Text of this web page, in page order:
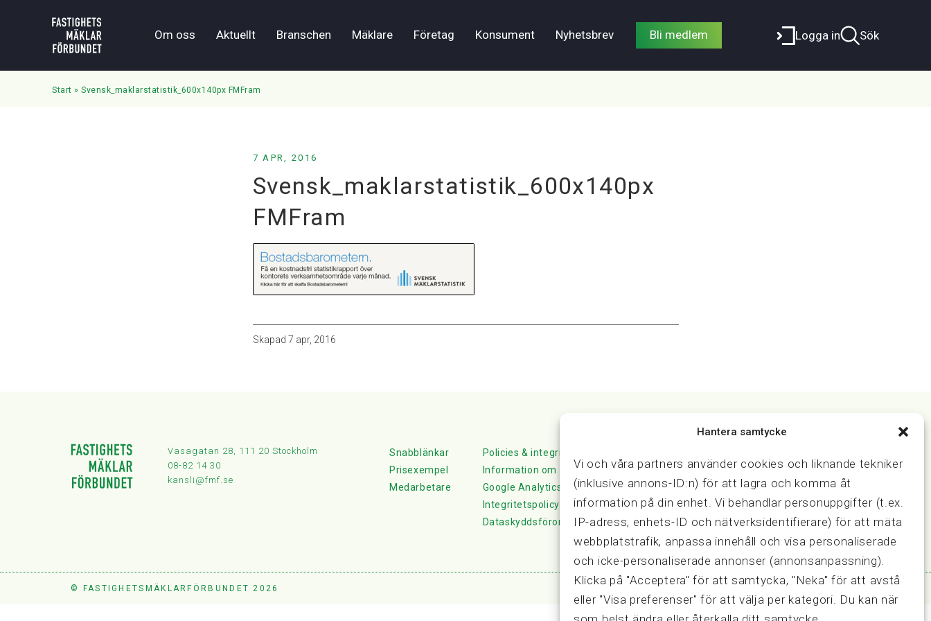
Hantera samtycke
Vi och våra partners använder cookies och liknande tekniker
(inklusive annons-ID:n) för att lagra och komma åt
information på din enhet. Vi behandlar personuppgifter (t.ex.
IP-adress, enhets-ID och nätverksidentifierare) för att mäta
webbplatstrafik, anpassa innehåll och visa personaliserade
och icke-personaliserade annonser (annonsanpassning).
Klicka på "Acceptera" för att samtycka, "Neka" för att avstå
eller "Visa preferenser" för att välja per kategori. Du kan när
Om oss Aktuellt Branschen Mäklare Företag Konsument Nyhetsbrev Bli medlem Logga in Sök
Start » Svensk_maklarstatistik_600x140px FMFram
7 APR, 2016
Svensk_maklarstatistik_600x140px
FMFram
Skapad 7 apr, 2016
Vasagatan 28, 111 20 Stockholm
08-82 14 30
kansli@fmf.se
Snabblänkar
Prisexempel
Medarbetare
Policies & integritet
Information om Cookie-hantering och
Google Analytics
Integritetspolicy
Dataskyddsförordningen
Press & media
Fastighetsmäklarinspektionen
FRN, Fastighetsmarknadens
reklamationsnämnd
© FASTIGHETSMÄKLARFÖRBUNDET 2026